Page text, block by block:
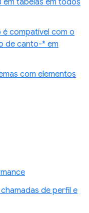
em tabelas em todos
compatível com o
de canto-* em
com elementos
de perfil e